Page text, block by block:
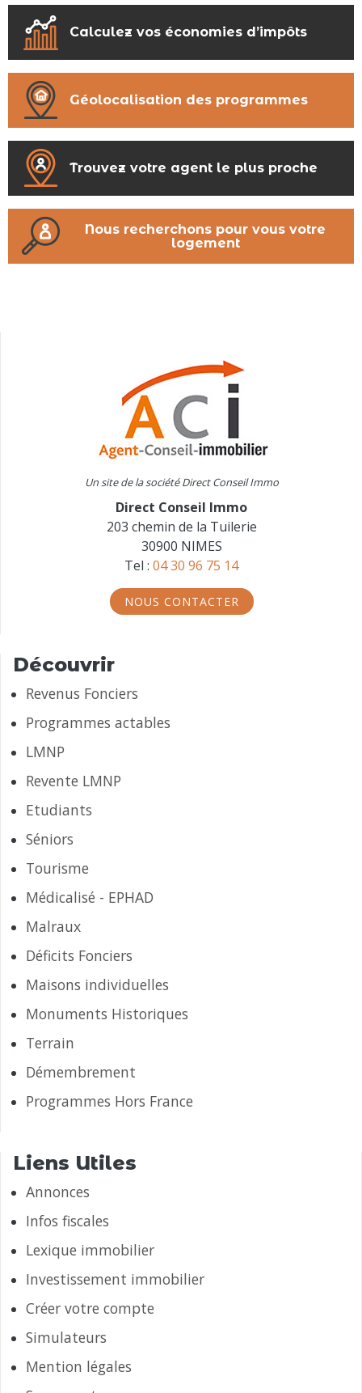
Calculez vos économies d’impôts
Géolocalisation des programmes
Trouvez votre agent le plus proche
Nous recherchons pour vous votre
logement
Un site de la société Direct Conseil Immo
Direct Conseil Immo
203 chemin de la Tuilerie
30900 NIMES
Tel : 04 30 96 75 14
NOUS CONTACTER
Découvrir
Revenus Fonciers
Programmes actables
LMNP
Revente LMNP
Etudiants
Séniors
Tourisme
Médicalisé - EPHAD
Malraux
Déficits Fonciers
Maisons individuelles
Monuments Historiques
Terrain
Démembrement
Programmes Hors France
Liens Utiles
Annonces
Infos fiscales
Lexique immobilier
Investissement immobilier
Créer votre compte
Simulateurs
Mention légales